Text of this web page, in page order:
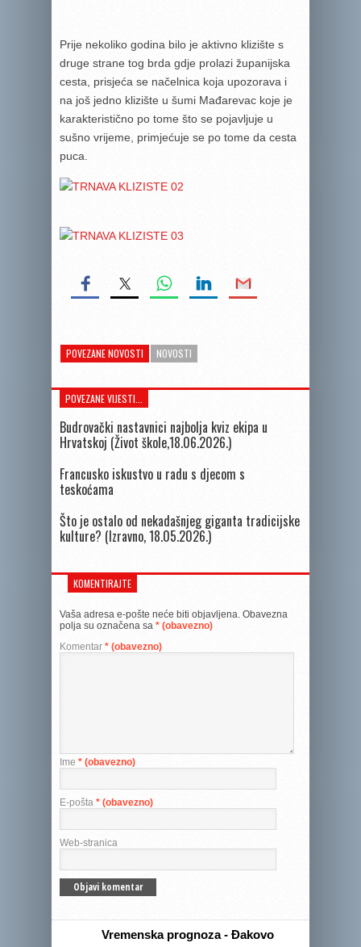
Prije nekoliko godina bilo je aktivno klizište s
druge strane tog brda gdje prolazi županijska
cesta, prisjeća se načelnica koja upozorava i
na još jedno klizište u šumi Mađarevac koje je
karakteristično po tome što se pojavljuje u
sušno vrijeme, primjećuje se po tome da cesta
puca.
POVEZANE NOVOSTI NOVOSTI
POVEZANE VIJESTI...
Budrovački nastavnici najbolja kviz ekipa u
Hrvatskoj (Život škole,18.06.2026.)
Francusko iskustvo u radu s djecom s
teskoćama
Što je ostalo od nekadašnjeg giganta tradicijske
kulture? (Izravno, 18.05.2026.)
KOMENTIRAJTE
Vaša adresa e-pošte neće biti objavljena. Obavezna
polja su označena sa * (obavezno)
Komentar * (obavezno)
Ime * (obavezno)
E-pošta * (obavezno)
Web-stranica
Vremenska prognoza - Đakovo